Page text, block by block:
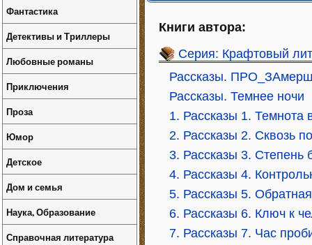
Книги автора:
Серия: Крафтовый
Рассказы.
Рассказы. Темнее ночи
1. Рассказы 1. Темнота
2. Рассказы 2. Сквозь
3. Рассказы 3. Степень
4. Рассказы 4.
5. Рассказы 5.
6. Рассказы 6. Ключ к
7. Рассказы 7. Час
Фантастика
Детективы и Триллеры
Любовные романы
Приключения
Проза
Юмор
Детское
Дом и семья
Наука, Образование
Справочная литература